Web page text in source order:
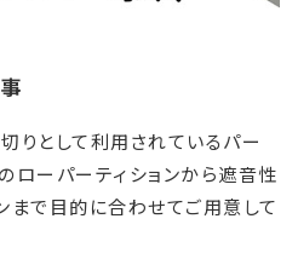
りとして利用されているパー
ローパーティションから遮音性
まで目的に合わせてご用意して